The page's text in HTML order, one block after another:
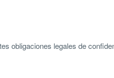
obligaciones legales de